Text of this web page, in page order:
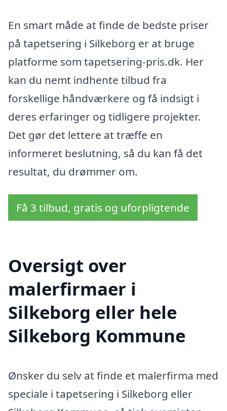
En smart måde at finde de bedste priser
på tapetsering i Silkeborg er at bruge
platforme som tapetsering-pris.dk. Her
kan du nemt indhente tilbud fra
forskellige håndværkere og få indsigt i
deres erfaringer og tidligere projekter.
Det gør det lettere at træffe en
informeret beslutning, så du kan få det
resultat, du drømmer om.
Få 3 tilbud, gratis og uforpligtende
Oversigt over
malerfirmaer i
Silkeborg eller hele
Silkeborg Kommune
Ønsker du selv at finde et malerfirma med
speciale i tapetsering i Silkeborg eller